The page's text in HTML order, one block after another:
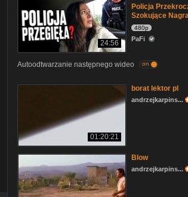
24:56
Policja
Szokujące
480p
PaFi
Autoodtwarzanie następnego wideo on
01:20:21
borat lektor pl
andrzejkarpins...
Blow
andrzejkarpins...